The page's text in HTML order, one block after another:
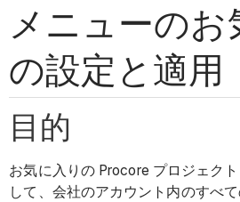
メニューのお
の設定と適用
目的
お気に入りの Procore プロジェク
して、会社のアカウント内のすべ